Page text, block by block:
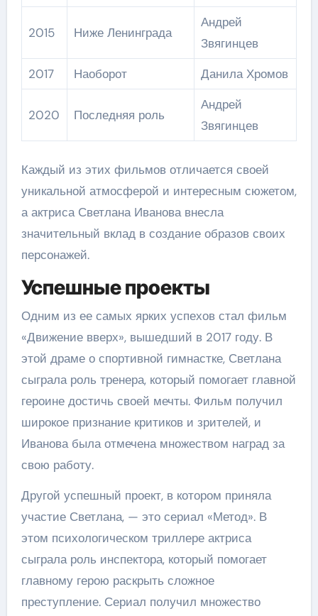
2015 Ниже Ленинграда
Андрей
Звягинцев
2017
Наоборот Данила Хромов
2020 Последняя роль
Андрей
Звягинцев
Каждый из этих фильмов отличается своей
уникальной атмосферой и интересным сюжетом,
а актриса Светлана Иванова внесла
значительный вклад в создание образов своих
персонажей.
Успешные проекты
Одним из ее самых ярких успехов стал фильм
«Движение вверх», вышедший в 2017 году. В
этой драме о спортивной гимнастке, Светлана
сыграла роль тренера, который помогает главной
героине достичь своей мечты. Фильм получил
широкое признание критиков и зрителей, и
Иванова была отмечена множеством наград за
свою работу.
Другой успешный проект, в котором приняла
участие Светлана, — это сериал «Метод». В
этом психологическом триллере актриса
сыграла роль инспектора, который помогает
главному герою раскрыть сложное
преступление. Сериал получил множество